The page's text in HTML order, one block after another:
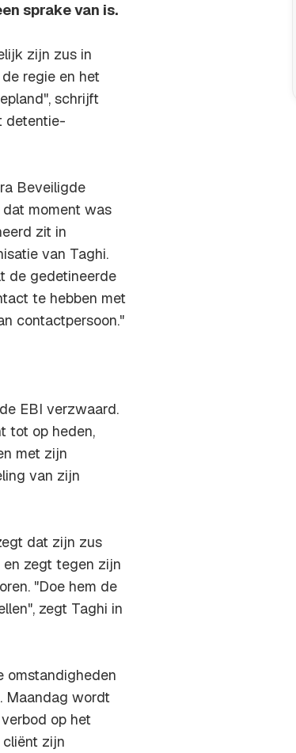
sprake van is.
zijn zus in
regie en het
schrijft
detentie-
Beveiligde
moment was
zit in
van Taghi.
de gedetineerde
te hebben met
contactpersoon."
EBI verzwaard.
tot op heden,
met zijn
van zijn
dat zijn zus
en zegt tegen zijn
"Doe hem de
zegt Taghi in
omstandigheden
Maandag wordt
op het
cliënt zijn